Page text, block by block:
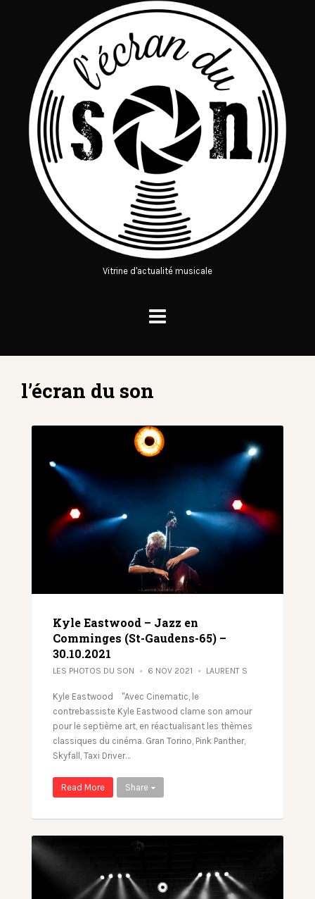
Vitrine d'actualité musicale
l’écran du son
Kyle Eastwood – Jazz en
Comminges (St-Gaudens-65) –
30.10.2021
LES PHOTOS DU SON 6 NOV 2021 LAURENT S
Kyle Eastwood "Avec Cinematic, le
contrebassiste Kyle Eastwood clame son amour
pour le septième art, en réactualisant les thèmes
classiques du cinéma. Gran Torino, Pink Panther,
Skyfall, Taxi Driver…
Read More Share